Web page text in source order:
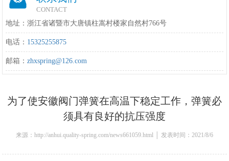
CONTACT
地址：浙江省诸暨市大唐镇柱嵩村楼家自然村766号
电话： 15325255875
邮箱：zhxspring@126.com
为了使安徽阀门弹簧在高温下稳定工作，弹簧必
须具有良好的抗压强度
来源：http://anhui.quality-spring.com/news661059.html │ 发表时间：2021/8/6